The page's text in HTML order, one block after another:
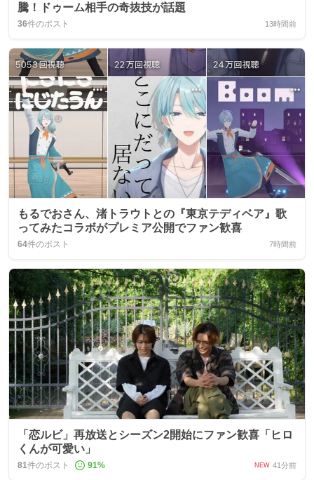
騰！ドゥーム相手の奇抜技が話題
36件のポスト 13時間前
もるでおさん、渚トラウトとの『東京テディベア』歌
ってみたコラボがプレミア公開でファン歓喜
64件のポスト 7時間前
「恋ルビ」再放送とシーズン2開始にファン歓喜「ヒロ
くんが可愛い」
81件のポスト 91% NEW 41分前